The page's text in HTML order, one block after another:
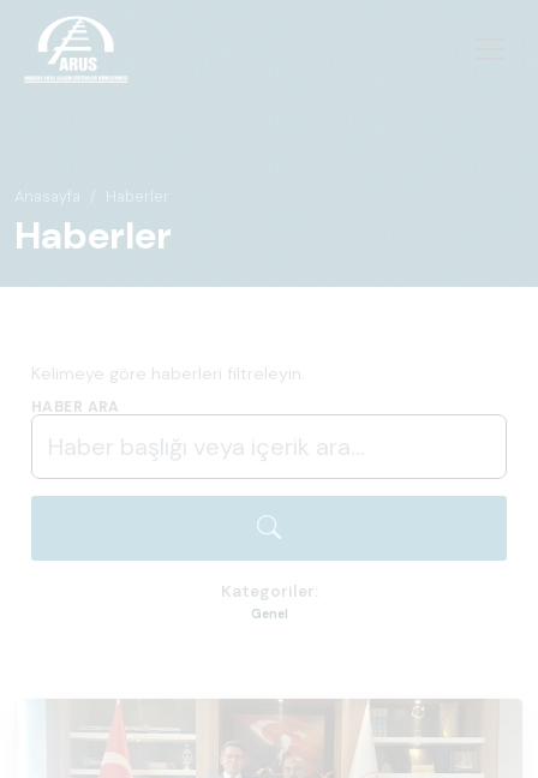
Anasayfa Haberler
Haberler
Kelimeye göre haberleri filtreleyin.
HABER ARA
Kategoriler:
Genel